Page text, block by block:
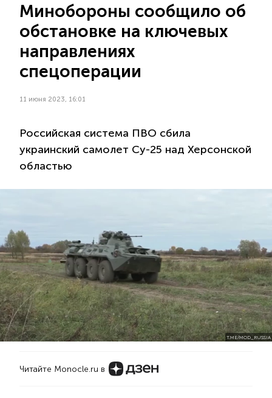
Минобороны сообщило об
обстановке на ключевых
направлениях
спецоперации
11 июня 2023, 16:01
Российская система ПВО сбила
украинский самолет Су-25 над Херсонской
областью
T.ME/MOD_RUSSIA
Читайте Monocle.ru в